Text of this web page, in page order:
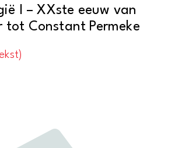
I – XXste eeuw van
tot Constant Permeke